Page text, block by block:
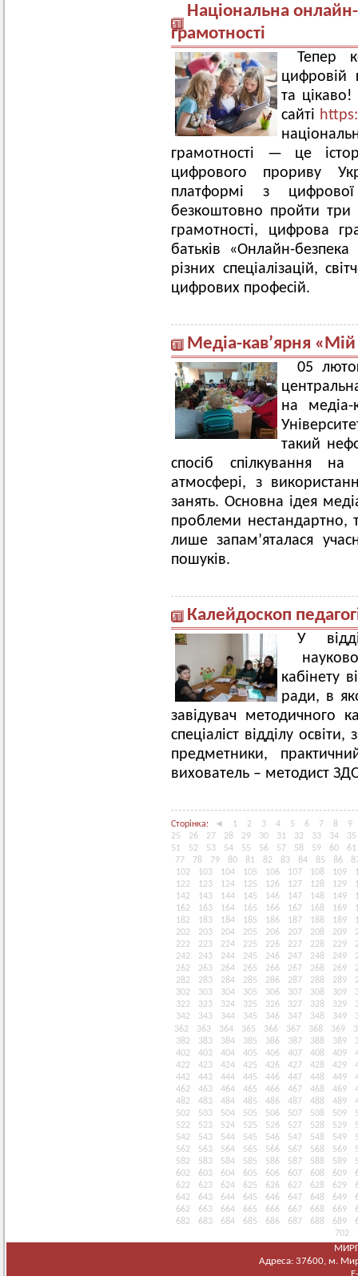
Національна
грамотності
Тепер
цифровій
та
сайті
грамотності — це
цифрового прориву
платформі з цифрової
безкоштовно пройти три
грамотності, цифрова
батьків «Онлайн-
різних спеціалізацій,
цифрових професій.
Медіа-кав’ярня
05
на медіа-
такий
спосіб спілкування
атмосфері, з
занять. Основна ідея
проблеми нестандартно,
лише запам’яталася
пошуків.
Калейдоскоп
У
кабінету
ради, в
завідувач методичного
спеціаліст відділу
предметники,
вихователь – методист
Сторінка: ◄ 1 2 3 4 5 6 7 8
9
25
26 27 28 29 30 31 32 33 34
35
51
52 53 54 55 56 57 58 59 60
61
77
78 79 80 81 82 83 84 85 86
102
103 104 105 106 107 108 109
122
123 124 125 126 127 128 129
142
143 144 145 146 147 148 149
162
163 164 165 166 167 168 169
182
183 184 185 186 187 188 189
202
203 204 205 206 207 208 209
222
223 224 225 226 227 228 229
242
243 244 245 246 247 248 249
262
263 264 265 266 267 268 269
282
283 284 285 286 287 288 289
302
303 304 305 306 307 308 309
322
323 324 325 326 327 328 329
342
343 344 345 346 347 348 349
362
363 364 365 366 367 368 369
382
383 384 385 386 387 388 389
402
403 404 405 406 407 408 409
422
423 424 425 426 427 428 429
442
443 444 445 446 447 448 449
462
463 464 465 466 467 468 469
482
483 484 485 486 487 488 489
502
503 504 505 506 507 508 509
522
523 524 525 526 527 528 529
542
543 544 545 546 547 548 549
562
563 564 565 566 567 568 569
582
583 584 585 586 587 588 589
602
603 604 605 606 607 608 609
622
623 624 625 626 627 628 629
642
643 644 645 646 647 648 649
662
663 664 665 666 667 668 669
682
683 684 685 686 687 688 689
702
Адреса: 37600, м.